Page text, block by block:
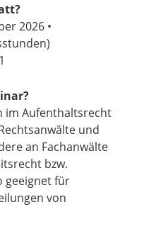
2026 •
im Aufenthaltsrecht
und
an Fachanwälte
bzw.
geeignet für
von